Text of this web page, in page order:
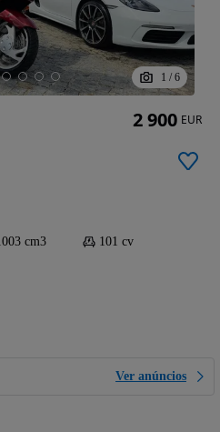
1 / 6
cm3
101 cv
Ver anúncios
2 900 EUR